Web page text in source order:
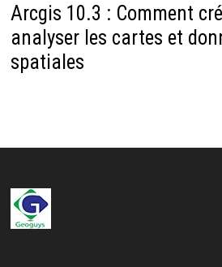
Arcgis 10.3 : Comment
analyser les cartes et
spatiales